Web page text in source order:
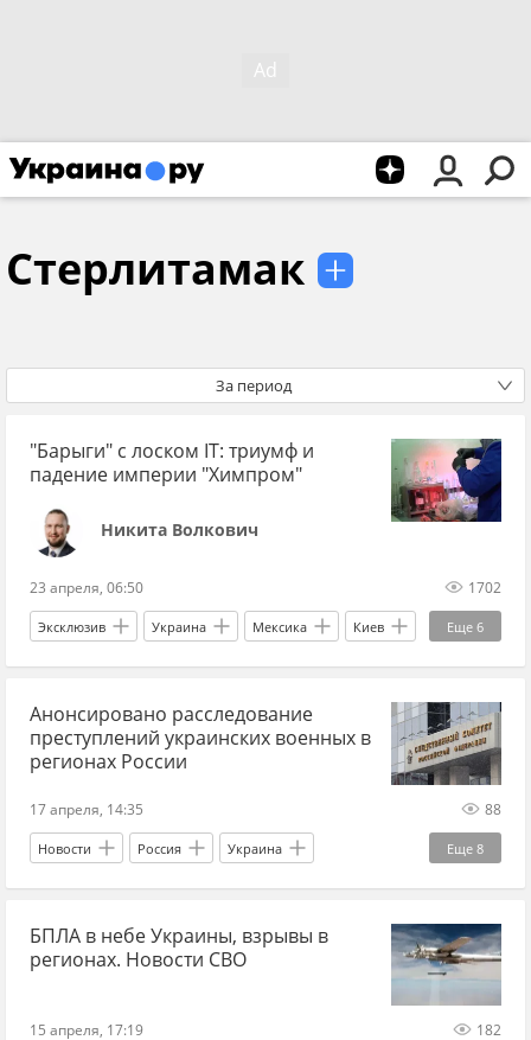
Стерлитамак
За период
"Барыги" с лоском IT: триумф и
падение империи "Химпром"
Никита Волкович
23 апреля, 06:50 1702
Еще 6
Эксклюзив Украина Мексика Киев
Левченко Наталья Могилевская Химпром
Европол ЕС Украина.ру
Анонсировано расследование
преступлений украинских военных в
регионах России
17 апреля, 14:35 88
Еще 8
Новости Россия Украина
Белгородская область Следственный комитет
Вооруженные силы Украины Украина.ру
БПЛА в небе Украины, взрывы в
регионах. Новости СВО
15 апреля, 17:19 182